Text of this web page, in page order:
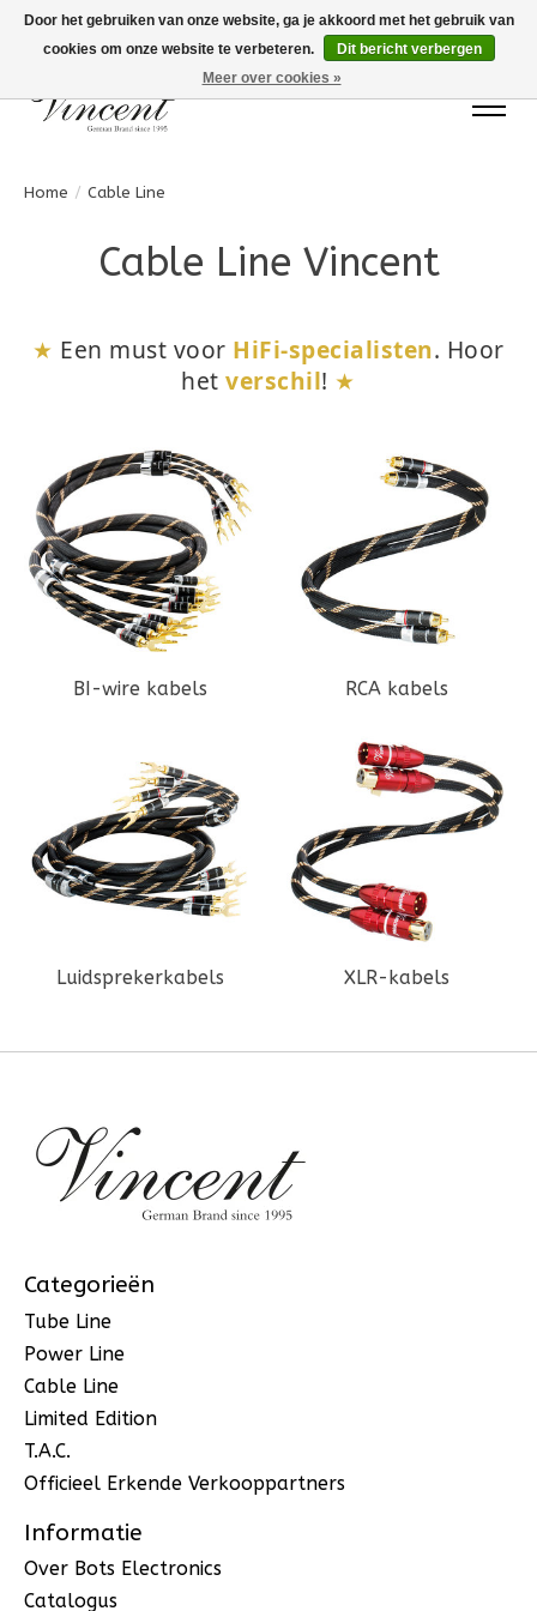
Bots Electronics T.+31 (0)40 20 71777
Home / Cable Line
Cable Line Vincent
★ Een must voor HiFi-specialisten. Hoor
hetverschil! ★
BI-wire kabels RCA kabels
Luidsprekerkabels XLR-kabels
Categorieën
Tube Line
Power Line
Cable Line
Limited Edition
T.A.C.
Officieel Erkende Verkooppartners
Informatie
Over Bots Electronics
Catalogus
Door het gebruiken van onze website, ga je akkoord met het gebruik van
cookies om onze website te verbeteren.
Dit bericht verbergen
Meer over cookies »